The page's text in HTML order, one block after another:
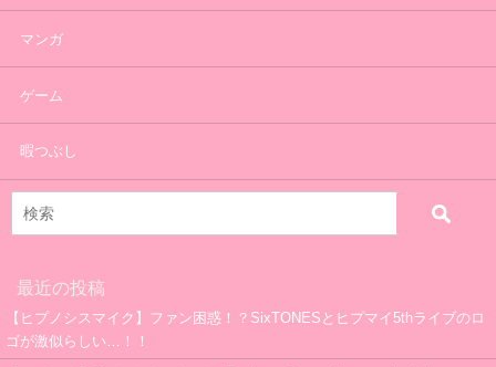
マンガ
ゲーム
暇つぶし
最近の投稿
【ヒプノシスマイク】ファン困惑！？SixTONESとヒプマイ5thライブのロ
ゴが激似らしい…！！